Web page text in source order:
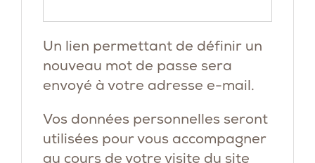
Un lien permettant de définir un
nouveau mot de passe sera
envoyé à votre adresse e-mail.
Vos données personnelles seront
utilisées pour vous accompagner
au cours de votre visite du site